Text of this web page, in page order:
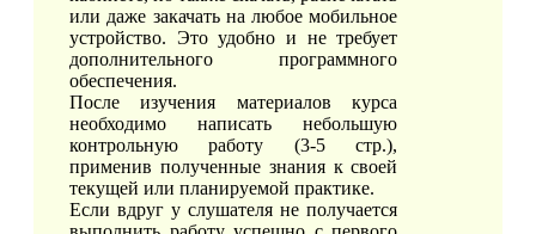
или даже закачать на любое мобильное
устройство. Это удобно и не требует
дополнительного программного
обеспечения.
После изучения материалов курса
необходимо написать небольшую
контрольную работу (3-5 стр.),
применив полученные знания к своей
текущей или планируемой практике.
Если вдруг у слушателя не получается